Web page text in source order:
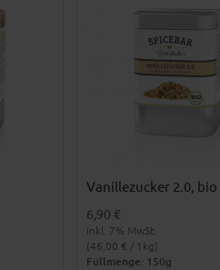
Vanillezucker 2.0, bio
6,90 €
Inkl. 7% MwSt.
(46,00 € / 1kg)
Füllmenge: 150g